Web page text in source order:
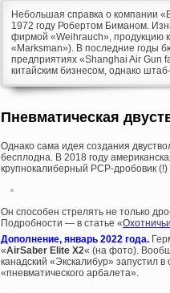
Небольшая справка о компании
1972 году Робертом Биманом.
фирмой «Weihrauch», продукцию
«Marksman»). В последние годы
предприятиях «Shanghai Air Gun
китайским бизнесом, однако
Пневматическая
Однако сама идея создания
бесплодна. В 2018 году
крупнокалиберный PCP-дробовик
Он способен стрелять не только
Подробности — в статье «
Дополнение, январь 2022 года.
«AirSaber Elite X2« (на фото).
канадский «Экскалибур» запустил в
«пневматического арбалета».